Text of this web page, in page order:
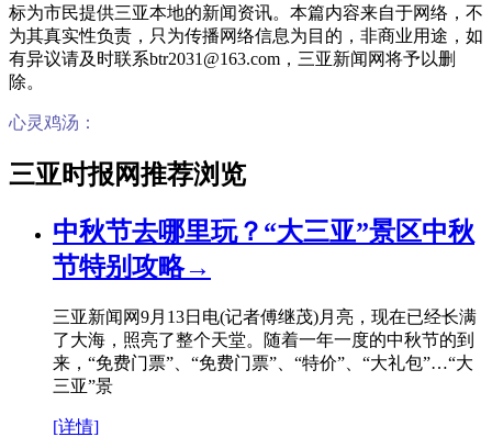
标为市民提供三亚本地的新闻资讯。本篇内容来自于网络，不
为其真实性负责，只为传播网络信息为目的，非商业用途，如
有异议请及时联系btr2031@163.com，三亚新闻网将予以删
除。
心灵鸡汤：
三亚时报网推荐浏览
中秋节去哪里玩？“大三亚”景区中秋
节特别攻略→
三亚新闻网9月13日电(记者傅继茂)月亮，现在已经长满
了大海，照亮了整个天堂。随着一年一度的中秋节的到
来，“免费门票”、“免费门票”、“特价”、“大礼包”…“大
三亚”景
[详情]